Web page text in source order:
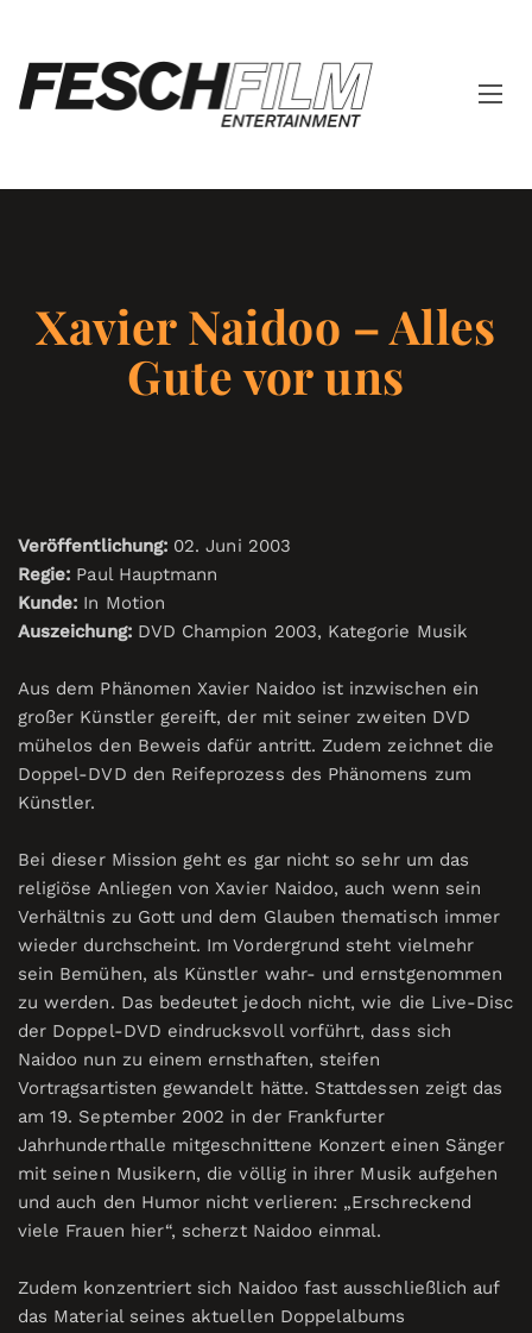
Xavier Naidoo – Alles
Gute vor uns
Veröffentlichung: 02. Juni 2003
Regie: Paul Hauptmann
Kunde: In Motion
Auszeichung:DVD Champion 2003, Kategorie Musik
Aus dem Phänomen Xavier Naidoo ist inzwischen ein
großer Künstler gereift, der mit seiner zweiten DVD
mühelos den Beweis dafür antritt. Zudem zeichnet die
Doppel-DVD den Reifeprozess des Phänomens zum
Künstler.
Bei dieser Mission geht es gar nicht so sehr um das
religiöse Anliegen von Xavier Naidoo, auch wenn sein
Verhältnis zu Gott und dem Glauben thematisch immer
wieder durchscheint. Im Vordergrund steht vielmehr
sein Bemühen, als Künstler wahr- und ernstgenommen
zu werden. Das bedeutet jedoch nicht, wie die Live-Disc
der Doppel-DVD eindrucksvoll vorführt, dass sich
Naidoo nun zu einem ernsthaften, steifen
Vortragsartisten gewandelt hätte. Stattdessen zeigt das
am 19. September 2002 in der Frankfurter
Jahrhunderthalle mitgeschnittene Konzert einen Sänger
mit seinen Musikern, die völlig in ihrer Musik aufgehen
und auch den Humor nicht verlieren: „Erschreckend
viele Frauen hier“, scherzt Naidoo einmal.
Zudem konzentriert sich Naidoo fast ausschließlich auf
das Material seines aktuellen Doppelalbums